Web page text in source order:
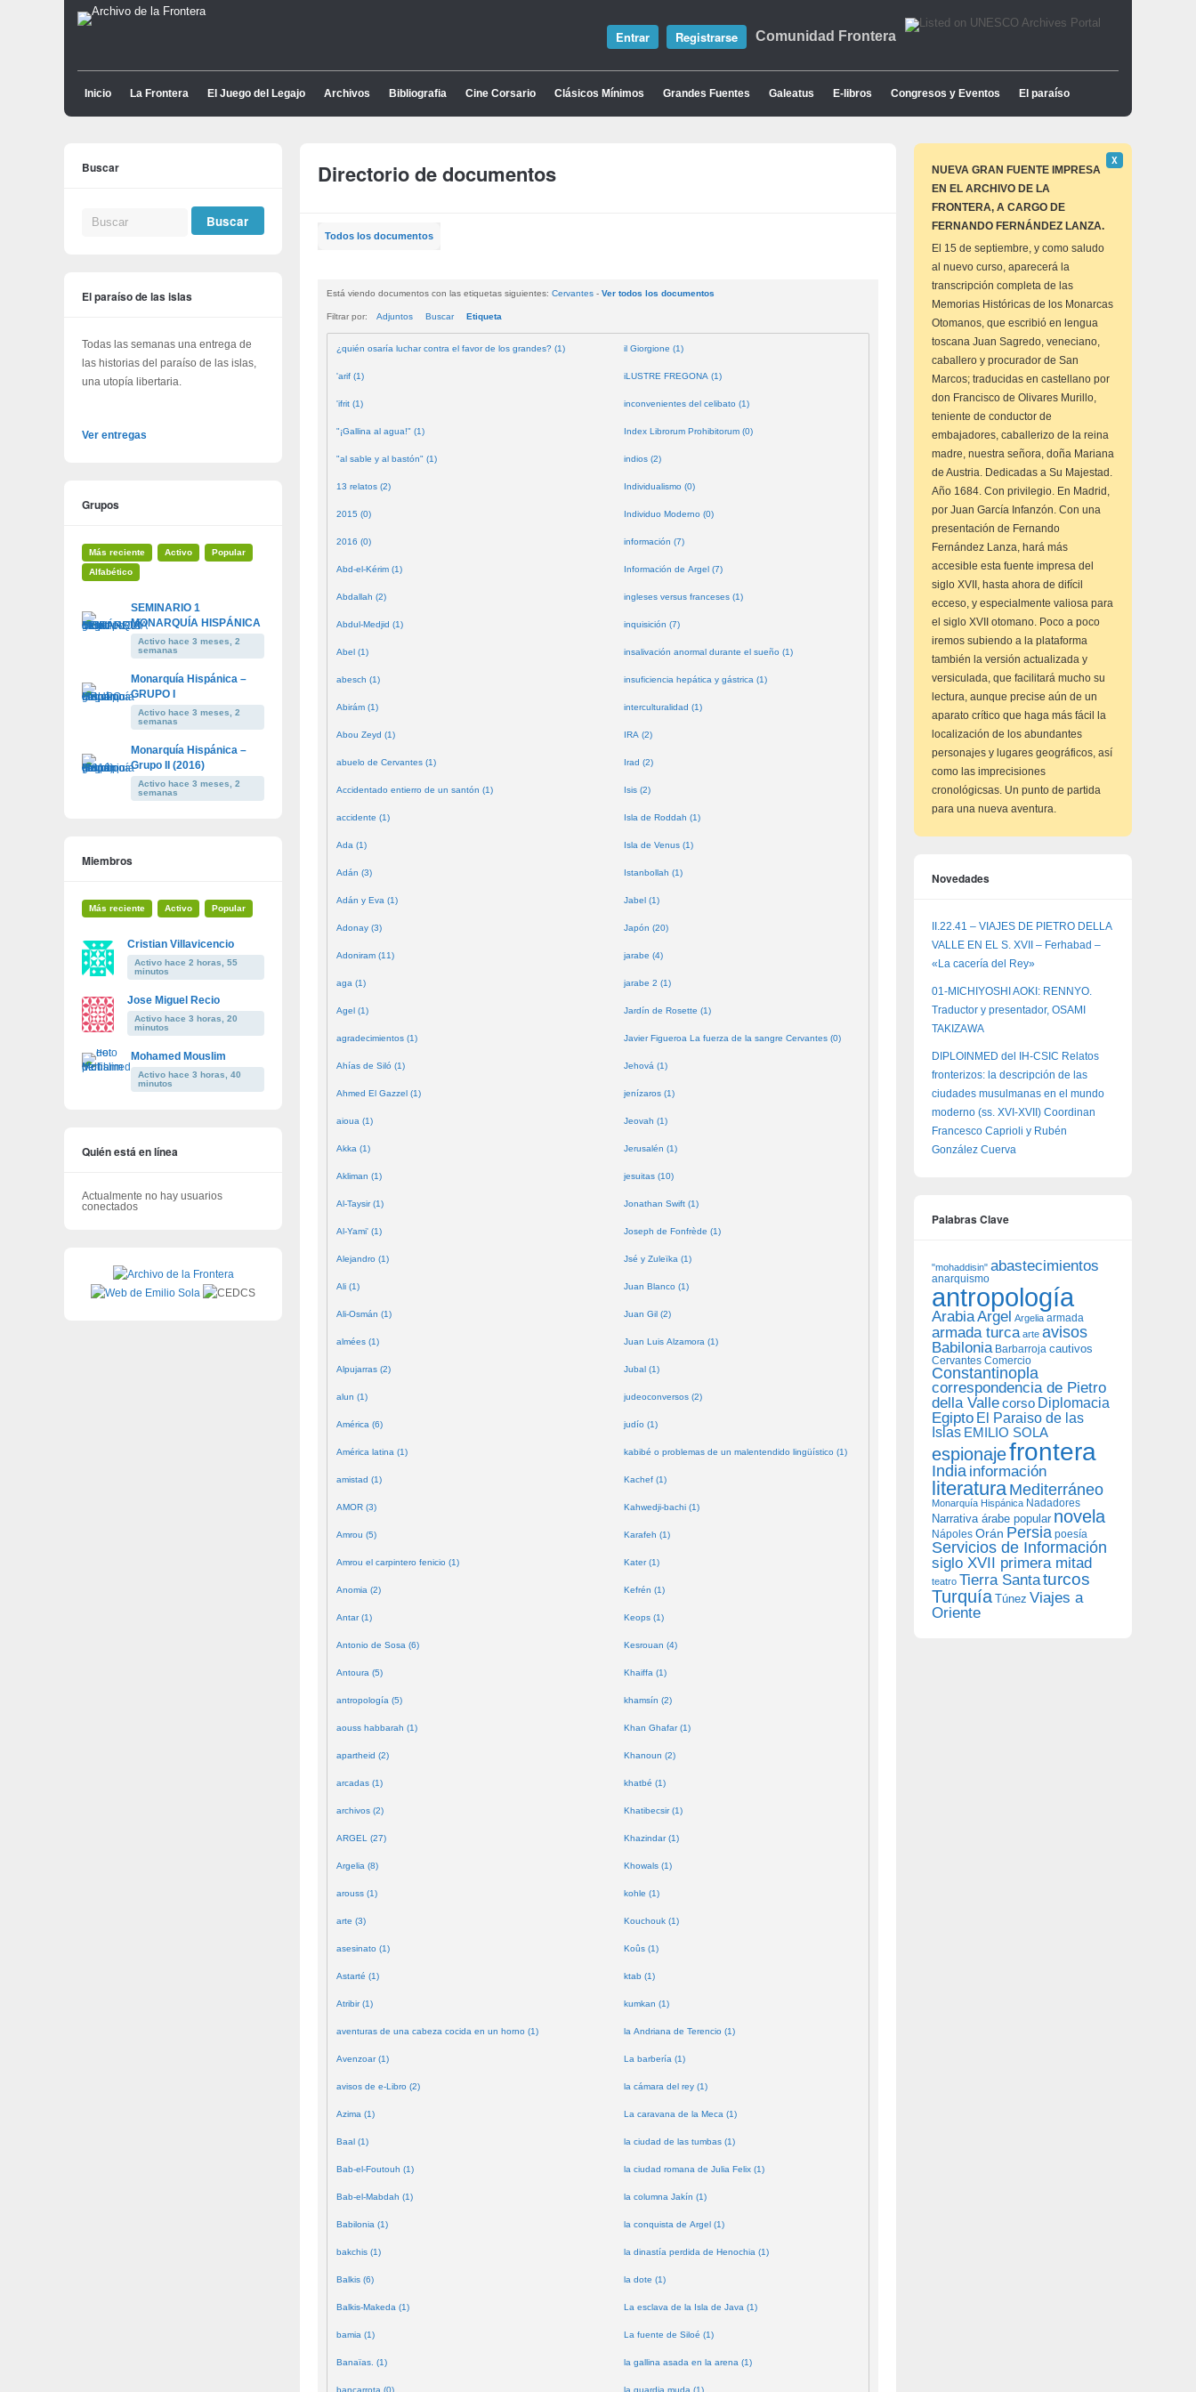
Comunidad Frontera
Entrar Registrarse
Inicio La Frontera El Juego del Legajo Archivos Bibliografia Cine Corsario Clásicos Mínimos Grandes Fuentes Galeatus E-libros Congresos y Eventos El paraíso
Directorio de documentos
Todos los documentos
Está viendo documentos con las etiquetas siguientes: Cervantes - Ver todos los documentos
Filtrar por: Adjuntos Buscar Etiqueta
¿quién osaría luchar contra el favor de los grandes? (1)
'arif (1)
'ifrit (1)
"¡Gallina al agua!" (1)
"al sable y al bastón" (1)
13 relatos (2)
2015 (0)
2016 (0)
Abd-el-Kérim (1)
Abdallah (2)
Abdul-Medjid (1)
Abel (1)
abesch (1)
Abirám (1)
Abou Zeyd (1)
abuelo de Cervantes (1)
Accidentado entierro de un santón (1)
accidente (1)
Ada (1)
Adán (3)
Adán y Eva (1)
Adonay (3)
Adoniram (11)
aga (1)
Agel (1)
agradecimientos (1)
Ahías de Siló (1)
Ahmed El Gazzel (1)
aioua (1)
Akka (1)
Akliman (1)
Al-Taysir (1)
Al-Yami' (1)
Alejandro (1)
Ali (1)
Ali-Osmán (1)
almées (1)
Alpujarras (2)
alun (1)
América (6)
América latina (1)
amistad (1)
AMOR (3)
Amrou (5)
Amrou el carpintero fenicio (1)
Anomia (2)
Antar (1)
Antonio de Sosa (6)
Antoura (5)
antropología (5)
aouss habbarah (1)
apartheid (2)
arcadas (1)
archivos (2)
ARGEL (27)
Argelia (8)
arouss (1)
arte (3)
asesinato (1)
Astarté (1)
Atribir (1)
aventuras de una cabeza cocida en un horno (1)
Avenzoar (1)
avisos de e-Libro (2)
Azima (1)
Baal (1)
Bab-el-Foutouh (1)
Bab-el-Mabdah (1)
Babilonia (1)
bakchis (1)
Balkis (6)
Balkis-Makeda (1)
bamia (1)
Banaïas. (1)
bancarrota (0)
il Giorgione (1)
iLUSTRE FREGONA (1)
inconvenientes del celibato (1)
Index Librorum Prohibitorum (0)
indios (2)
Individualismo (0)
Individuo Moderno (0)
información (7)
Información de Argel (7)
ingleses versus franceses (1)
inquisición (7)
insalivación anormal durante el sueño (1)
insuficiencia hepática y gástrica (1)
interculturalidad (1)
IRA (2)
Irad (2)
Isis (2)
Isla de Roddah (1)
Isla de Venus (1)
Istanbollah (1)
Jabel (1)
Japón (20)
jarabe (4)
jarabe 2 (1)
Jardín de Rosette (1)
Javier Figueroa La fuerza de la sangre Cervantes (0)
Jehová (1)
jenízaros (1)
Jeovah (1)
Jerusalén (1)
jesuitas (10)
Jonathan Swift (1)
Joseph de Fonfrède (1)
Jsé y Zuleïka (1)
Juan Blanco (1)
Juan Gil (2)
Juan Luis Alzamora (1)
Jubal (1)
judeoconversos (2)
judío (1)
kabibé o problemas de un malentendido lingüístico (1)
Kachef (1)
Kahwedji-bachi (1)
Karafeh (1)
Kater (1)
Kefrén (1)
Keops (1)
Kesrouan (4)
Khaiffa (1)
khamsín (2)
Khan Ghafar (1)
Khanoun (2)
khatbé (1)
Khatibecsir (1)
Khazindar (1)
Khowals (1)
kohle (1)
Kouchouk (1)
Koûs (1)
ktab (1)
kumkan (1)
la Andriana de Terencio (1)
La barbería (1)
la cámara del rey (1)
La caravana de la Meca (1)
la ciudad de las tumbas (1)
la ciudad romana de Julia Felix (1)
la columna Jakín (1)
la conquista de Argel (1)
la dinastía perdida de Henochia (1)
la dote (1)
La esclava de la Isla de Java (1)
La fuente de Siloé (1)
la gallina asada en la arena (1)
la guardia muda (1)
Buscar
El paraíso de las islas
Todas las semanas una entrega de
las historias del paraíso de las islas,
una utopía libertaria.
Ver entregas
Grupos
Más reciente Activo
Popular
Alfabético
SEMINARIO 1
MONARQUÍA HISPÁNICA
Activo hace 3 meses, 2
semanas
Monarquía Hispánica –
GRUPO I
Activo hace 3 meses, 2
semanas
Monarquía Hispánica –
Grupo II (2016)
Activo hace 3 meses, 2
semanas
Miembros
Más reciente Activo Popular
Cristian Villavicencio
Activo hace 2 horas, 55
minutos
Jose Miguel Recio
Activo hace 3 horas, 20
minutos
Mohamed Mouslim
Activo hace 3 horas, 40
minutos
Quién está en línea
Actualmente no hay usuarios
conectados
NUEVA GRAN FUENTE IMPRESA
EN EL ARCHIVO DE LA
FRONTERA, A CARGO DE
FERNANDO FERNÁNDEZ LANZA.
Descartar
este
Χ
El 15 de septiembre, y como saludo
al nuevo curso, aparecerá la
transcripción completa de las
Memorias Históricas de los Monarcas
Otomanos, que escribió en lengua
toscana Juan Sagredo, veneciano,
caballero y procurador de San
Marcos; traducidas en castellano por
don Francisco de Olivares Murillo,
teniente de conductor de
embajadores, caballerizo de la reina
madre, nuestra señora, doña Mariana
de Austria. Dedicadas a Su Majestad.
Año 1684. Con privilegio. En Madrid,
por Juan García Infanzón. Con una
presentación de Fernando
Fernández Lanza, hará más
accesible esta fuente impresa del
siglo XVII, hasta ahora de difícil
ecceso, y especialmente valiosa para
el siglo XVII otomano. Poco a poco
iremos subiendo a la plataforma
también la versión actualizada y
versiculada, que facilitará mucho su
lectura, aunque precise aún de un
aparato crítico que haga más fácil la
localización de los abundantes
personajes y lugares geográficos, así
como las imprecisiones
cronológicsas. Un punto de partida
para una nueva aventura.
Novedades
II.22.41 – VIAJES DE PIETRO DELLA
VALLE EN EL S. XVII – Ferhabad –
«La cacería del Rey»
01-MICHIYOSHI AOKI: RENNYO.
Traductor y presentador, OSAMI
TAKIZAWA
DIPLOINMED del IH-CSIC Relatos
fronterizos: la descripción de las
ciudades musulmanas en el mundo
moderno (ss. XVI-XVII) Coordinan
Francesco Caprioli y Rubén
González Cuerva
Palabras Clave
"mohaddisin" abastecimientos
anarquismo
antropología
ArabiaArgel Argelia armada
armada turca arte avisos
Babilonia Barbarroja cautivos
Cervantes Comercio
Constantinopla
correspondencia de Pietro
della Vallecorso Diplomacia
Egipto El Paraiso de las
Islas EMILIO SOLA
espionajefrontera
India información
literatura Mediterráneo
Monarquía Hispánica Nadadores
Narrativa árabe popular novela
Nápoles Orán Persia poesía
Servicios de Información
siglo XVII primera mitad
teatro Tierra Santaturcos
Turquía Túnez Viajes a
Oriente